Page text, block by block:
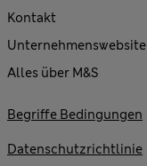
Kontakt
Unternehmenswebsite
Alles über M&S
Begriffe Bedingungen
Datenschutzrichtlinie